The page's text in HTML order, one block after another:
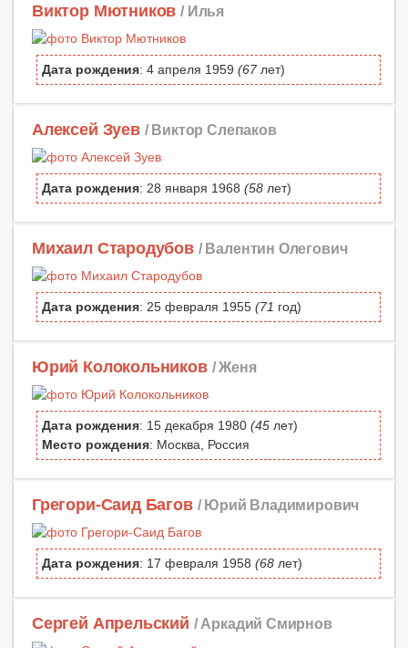
Виктор Мютников / Илья
Дата рождения: 4 апреля 1959 (67лет)
Алексей Зуев / Виктор Слепаков
Дата рождения: 28 января 1968 (58 лет)
Михаил Стародубов / Валентин Олегович
Дата рождения: 25 февраля 1955 (71 год)
Юрий Колокольников / Женя
Дата рождения: 15 декабря 1980 (45 лет)
Место рождения: Москва, Россия
Грегори-Саид Багов / Юрий Владимирович
Дата рождения: 17 февраля 1958 (68 лет)
Сергей Апрельский / Аркадий Смирнов